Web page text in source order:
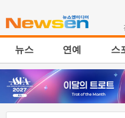
뉴스 연예 스